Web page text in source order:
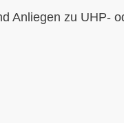
Anliegen zu UHP-